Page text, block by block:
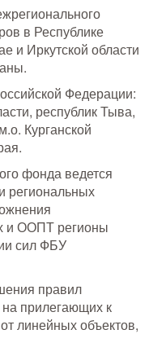
в Республике
и Иркутской области
Федерации:
республик Тыва,
Курганской
фонда ведется
и ООПТ регионы
сил ФБУ
правил
прилегающих к
линейных объектов,